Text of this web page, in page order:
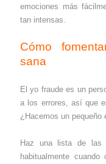
emociones más
tan intensas.
Cómo
sana
El yo fraude es un
a los errores, así que
¿Hacemos un pequeño
Haz una lista de las
habitualmente